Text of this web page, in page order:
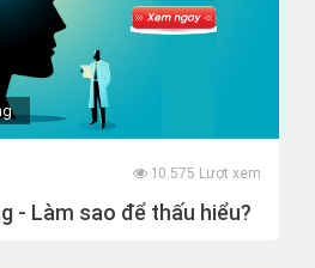
10.575 Lượt xem
- Làm sao để thấu hiểu?